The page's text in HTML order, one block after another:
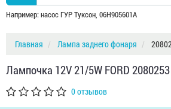
Например: насос ГУР Туксон, 06H905601A
Главная Лампа заднего фонаря
Лампочка 12V 21/5W FORD 2080253
0 отзывов